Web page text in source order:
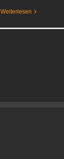
Weiterlesen